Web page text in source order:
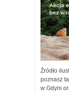
Źródło
poznasz
w Gdyni